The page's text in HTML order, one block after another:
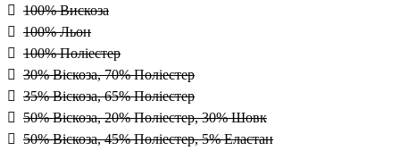
100% Вискоза
100% Льон
100% Поліестер
30% Віскоза, 70% Поліестер
35% Віскоза, 65% Поліестер
50% Віскоза, 20% Поліестер, 30% Шовк
50% Віскоза, 45% Поліестер, 5% Еластан